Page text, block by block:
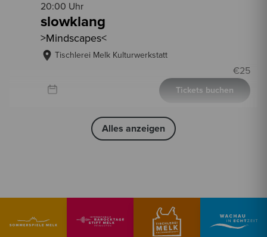
20:00 Uhr
slowklang
>Mindscapes<
Tischlerei Melk Kulturwerkstatt
Tickets buchen
€25
Fr, 18. September
Alles anzeigen